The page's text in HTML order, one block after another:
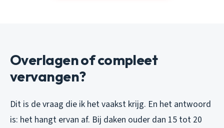
Overlagen of compleet
vervangen?
Dit is de vraag die ik het vaakst krijg. En het antwoord
is: het hangt ervan af. Bij daken ouder dan 15 tot 20